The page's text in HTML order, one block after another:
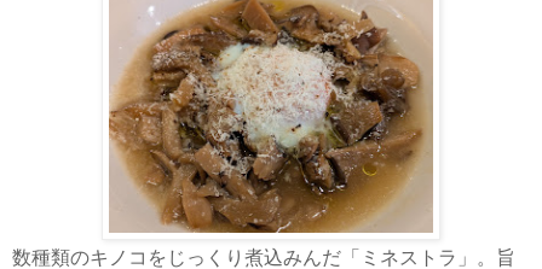
数種類のキノコをじっくり煮込みんだ「ミネストラ」。旨